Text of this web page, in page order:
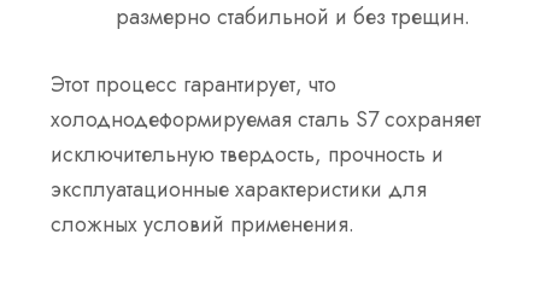
размерно стабильной и без трещин.
Этот процесс гарантирует, что
холоднодеформируемая сталь S7 сохраняет
исключительную твердость, прочность и
эксплуатационные характеристики для
сложных условий применения.